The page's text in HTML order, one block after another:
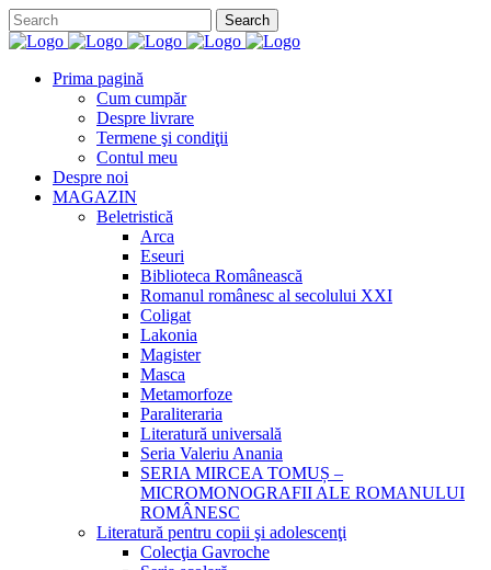
Prima pagină
Cum cumpăr
Despre livrare
Termene şi condiţii
Contul meu
Despre noi
MAGAZIN
Beletristică
Arca
Eseuri
Biblioteca Românească
Romanul românesc al secolului XXI
Coligat
Lakonia
Magister
Masca
Metamorfoze
Paraliteraria
Literatură universală
Seria Valeriu Anania
SERIA MIRCEA TOMUȘ –
MICROMONOGRAFII ALE ROMANULUI
ROMÂNESC
Literatură pentru copii şi adolescenţi
Colecţia Gavroche